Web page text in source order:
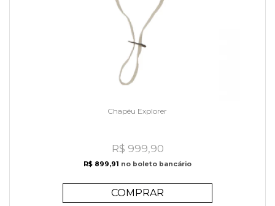
Chapéu Explorer
R$ 999,90
R$ 899,91 no boleto bancário
COMPRAR